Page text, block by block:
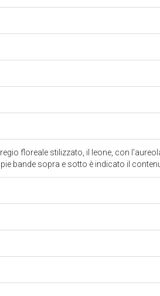
floreale stilizzato, il leone, con
bande sopra e sotto è indicato il